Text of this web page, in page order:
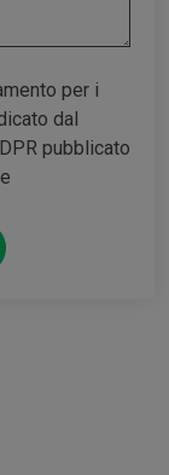
per i
dal
pubblicato